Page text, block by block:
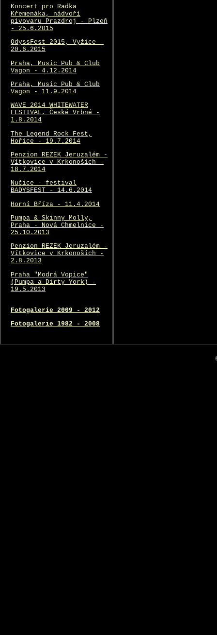
Koncert pro Radka
Křemenáka, nádvoří
pivovaru Prazdroj - Plzeň
- 25.6.2015
OdyssFest 2015, Vyžice -
20.6.2015
Praha, Music Pub & Club
Vagon - 4.12.2014
Praha, Music Pub & Club
Vagon - 11.9.2014
WAVE 2014 WHITEWATER
FESTIVAL, České Vrbné -
1.8.2014
The Legend Rock Fest,
Hořice - 19.7.2014
Penzion REZEK Jeruzalém -
Vítkovice v Krkonoších -
18.7.2014
Nučice - festival
BADYSFEST - 14.6.2014
Horní Bříza - 11.4.2014
Pumpa & Skinny Molly,
Praha - Nová Chmelnice -
25.10.2013
Penzion REZEK Jeruzalém -
Vítkovice v Krkonoších -
2.8.2013
Praha "Modrá Vopice"
(Pumpa a Dirty York) -
19.5.2013
Fotogalerie 2009 - 2012
Fotogalerie 1982 - 2008